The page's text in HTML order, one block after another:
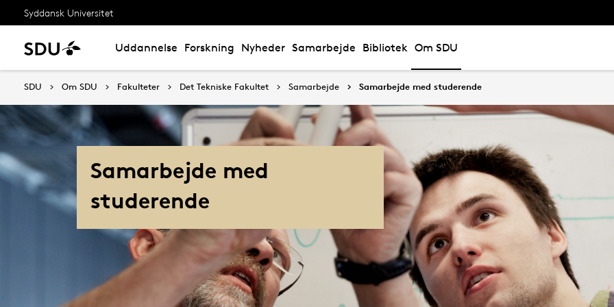
Syddansk Universitet
Uddannelse Forskning Nyheder Samarbejde Bibliotek Om SDU
SDU Om SDU Fakulteter Det Tekniske Fakultet Samarbejde Samarbejde med studerende
Samarbejde med
studerende